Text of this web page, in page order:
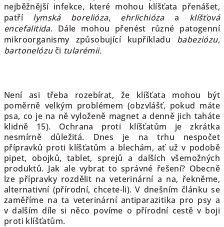
nejběžnější infekce, které mohou klíšťata přenášet,
patří lymská borelióza, ehrlichiózaa klíšťová
encefalitida. Dále mohou přenést různé patogenní
mikroorganismy způsobující kupříkladu babeziózu,
bartonelózuči tularémii.
Není asi třeba rozebírat, že klíšťata mohou být
poměrně velkým problémem (obzvlášť, pokud máte
psa, co je na ně vyloženě magnet a denně jich taháte
klidně 15). Ochrana proti klíšťatům je zkrátka
nesmírně důležitá. Dnes je na trhu nespočet
přípravků proti klíšťatům a blechám, ať už v podobě
pipet, obojků, tablet, sprejů a dalších všemožných
produktů. Jak ale vybrat to správné řešení? Obecně
lze přípravky rozdělit na veterinární a na, řekněme,
alternativní (přírodní, chcete-li). V dnešním článku se
zaměříme na ta veterinární antiparazitika pro psy a
v dalším díle si něco povíme o přírodní cestě v boji
proti klíšťatům.